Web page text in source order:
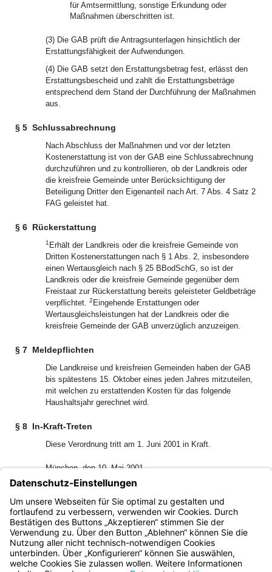
für Amtsermittlung, sonstige Erkundung oder
Maßnahmen überschritten ist.
(3) Die GAB prüft die Antragsunterlagen hinsichtlich der
Erstattungsfähigkeit der Aufwendungen.
(4) Die GAB setzt den Erstattungsbetrag fest, erlässt den
Erstattungsbescheid und zahlt die Erstattungsbeträge
entsprechend dem Stand der Durchführung der Maßnahmen
aus.
§ 5 Schlussabrechnung
Nach Abschluss der Maßnahmen und vor der letzten
Kostenerstattung ist von der GAB eine Schlussabrechnung
durchzuführen und zu kontrollieren, ob der Landkreis oder
die kreisfreie Gemeinde unter Berücksichtigung der
Beteiligung Dritter den Eigenanteil nach Art. 7 Abs. 4 Satz 2
FAG geleistet hat.
§ 6 Rückerstattung
1 Erhält der Landkreis oder die kreisfreie Gemeinde von
Dritten Kostenerstattungen nach § 1 Abs. 2, insbesondere
einen Wertausgleich nach § 25 BBodSchG, so ist der
Landkreis oder die kreisfreie Gemeinde gegenüber dem
Freistaat zur Rückerstattung bereits geleisteter Geldbeträge
verpflichtet. 2 Eingehende Erstattungen oder
Wertausgleichsleistungen hat der Landkreis oder die
kreisfreie Gemeinde der GAB unverzüglich anzuzeigen.
§ 7 Meldepflichten
Die Landkreise und kreisfreien Gemeinden haben der GAB
bis spätestens 15. Oktober eines jeden Jahres mitzuteilen,
mit welchen zu erstattenden Kosten für das folgende
Haushaltsjahr gerechnet wird.
§ 8 In-Kraft-Treten
Diese Verordnung tritt am 1. Juni 2001 in Kraft.
München, den 10. Mai 2001
Bayerisches Staatsministerium für Landesentwicklung
und Umweltfragen
Dr. Werner Schnappauf, Staatsminister
Bayern.de
BayernPortal